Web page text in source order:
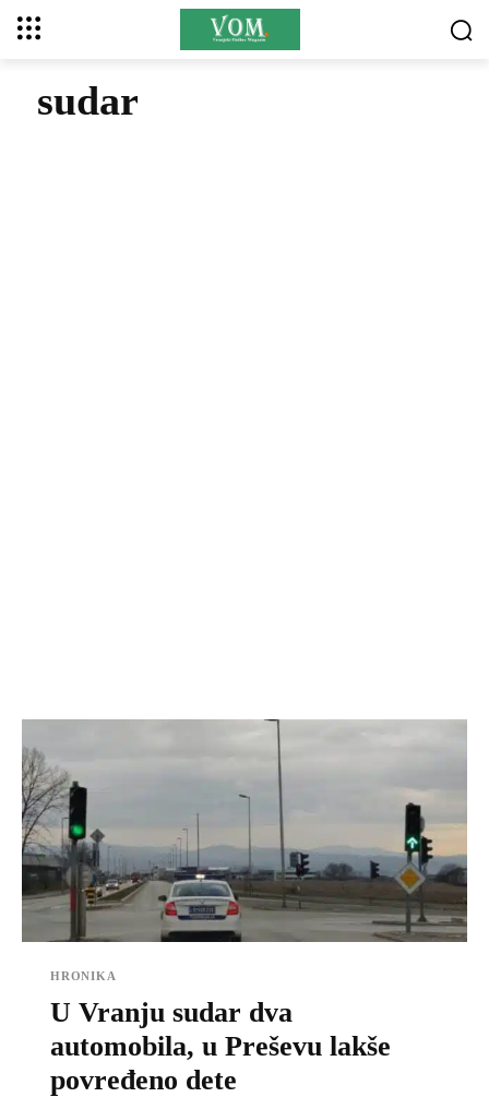
sudar
HRONIKA
U Vranju sudar dva
automobila, u Preševu lakše
povređeno dete